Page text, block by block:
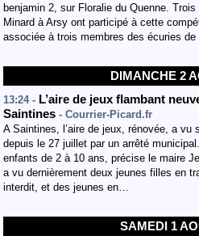
benjamin 2, sur Floralie du Quenne.
Minard à Arsy ont participé à cette
associée à trois membres des écuries
DIMANCHE 2
13:24 - L’aire de jeux flambant
Saintines - Courrier-Picard.fr
A Saintines, l’aire de jeux, rénovée, a vu
depuis le 27 juillet par un arrêté
enfants de 2 à 10 ans, précise le maire
a vu dernièrement deux jeunes filles en
interdit, et des jeunes en…
SAMEDI 1